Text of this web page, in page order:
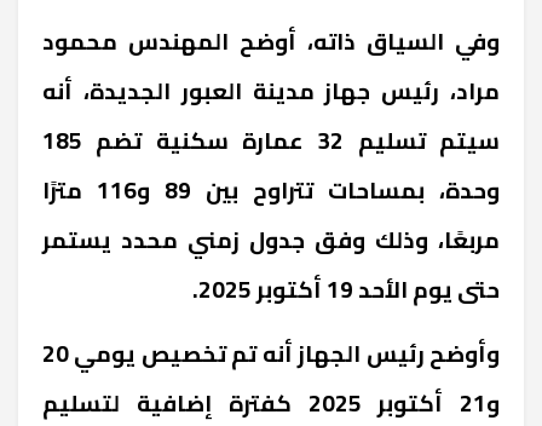
وفي السياق ذاته، أوضح المهندس محمود
مراد، رئيس جهاز مدينة العبور الجديدة، أنه
سيتم تسليم 32 عمارة سكنية تضم 185
وحدة، بمساحات تتراوح بين 89 و116 مترًا
مربعًا، وذلك وفق جدول زمني محدد يستمر
حتى يوم الأحد 19 أكتوبر 2025.
وأوضح رئيس الجهاز أنه تم تخصيص يومي 20
و21 أكتوبر 2025 كفترة إضافية لتسليم